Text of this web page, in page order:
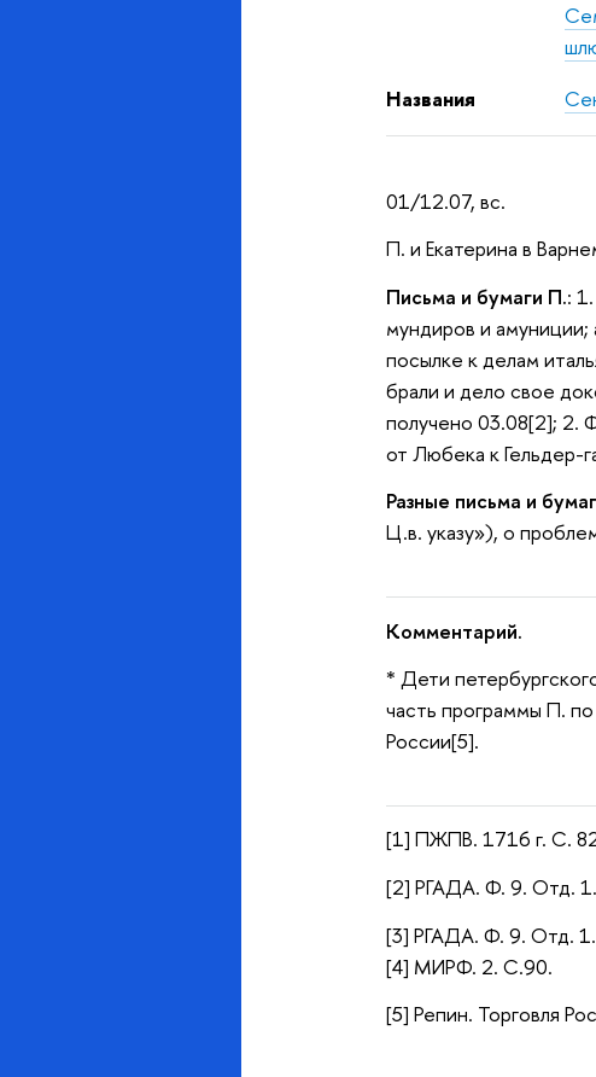
Названия
01/12.07, вс.
П. и Екатерина в
Письма и бумаги П.:
мундиров и
посылке к делам
брали и дело свое
получено 03.08[2]; 2.
от Любека к Гельдер-
Разные письма и
Ц.в. указу»), о
Комментарий.
* Дети
часть программы П.
России[5].
[1] ПЖПВ. 1716 г. С.
[2] РГАДА. Ф. 9. Отд.
[3] РГАДА. Ф. 9. Отд.
[4] МИРФ. 2. С.90.
[5] Репин. Торговля